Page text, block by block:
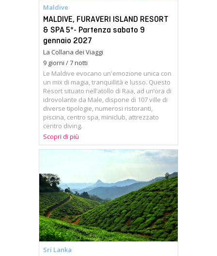
Maldive
MALDIVE, FURAVERI ISLAND RESORT
& SPA 5*- Partenza sabato 9
gennaio 2027
La Collana dei Viaggi
9 giorni / 7 notti
Le Maldive evocano un'emozione unica con
un mix di magia, tranquillità e lusso. Questo
Resort situato nell’atollo di Raa, ad un’ora di
idrovolante da Male, dispone di 107 ville di
diverse tipologie, numerosi ristoranti,
piscina, centro spa, miniclub, attrezzato
centro diving.
Scopri di più
Sri Lanka